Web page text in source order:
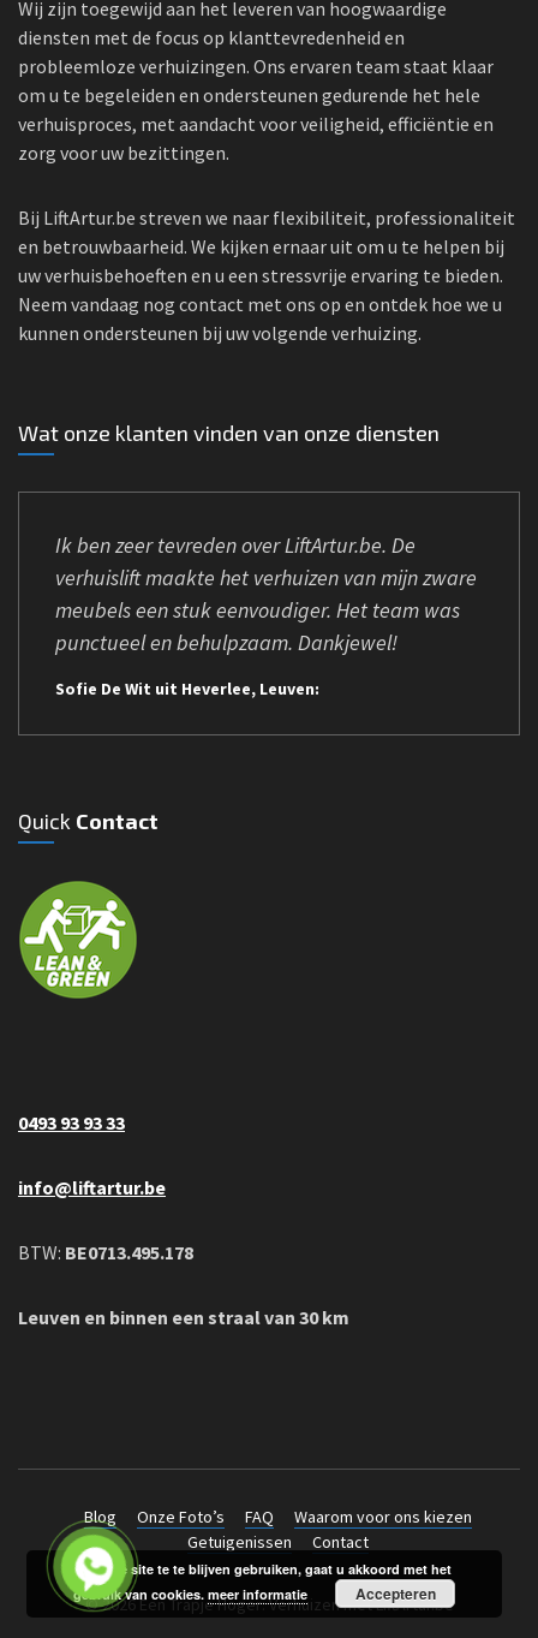
Wij zijn toegewijd aan het leveren van hoogwaardige
diensten met de focus op klanttevredenheid en
probleemloze verhuizingen. Ons ervaren team staat klaar
om u te begeleiden en ondersteunen gedurende het hele
verhuisproces, met aandacht voor veiligheid, efficiëntie en
zorg voor uw bezittingen.
Bij LiftArtur.be streven we naar flexibiliteit, professionaliteit
en betrouwbaarheid. We kijken ernaar uit om u te helpen bij
uw verhuisbehoeften en u een stressvrije ervaring te bieden.
Neem vandaag nog contact met ons op en ontdek hoe we u
kunnen ondersteunen bij uw volgende verhuizing.
Wat onze klanten vinden van onze diensten
Ik ben zeer tevreden over LiftArtur.be. De
verhuislift maakte het verhuizen van mijn zware
meubels een stuk eenvoudiger. Het team was
punctueel en behulpzaam. Dankjewel!
Sofie De Wit uit Heverlee, Leuven:
Quick Contact
0493 93 93 33
info@liftartur.be
BTW: BE0713.495.178
Leuven en binnen een straal van 30 km
Blog Onze Foto’s FAQ
Waarom voor ons kiezen
Getuigenissen
Contact
© 2026 Een Trapje Hoger: Verhuizen met LiftArtur.be
Door de site te te blijven gebruiken, gaat u akkoord met het
gebruik van cookies.meer informatie Accepteren